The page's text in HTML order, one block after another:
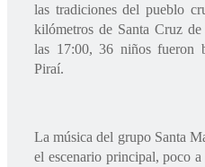
las tradiciones del pueblo
kilómetros de Santa Cruz
las 17:00, 36 niños fueron
Piraí.
La música del grupo Santa
el escenario principal, poco